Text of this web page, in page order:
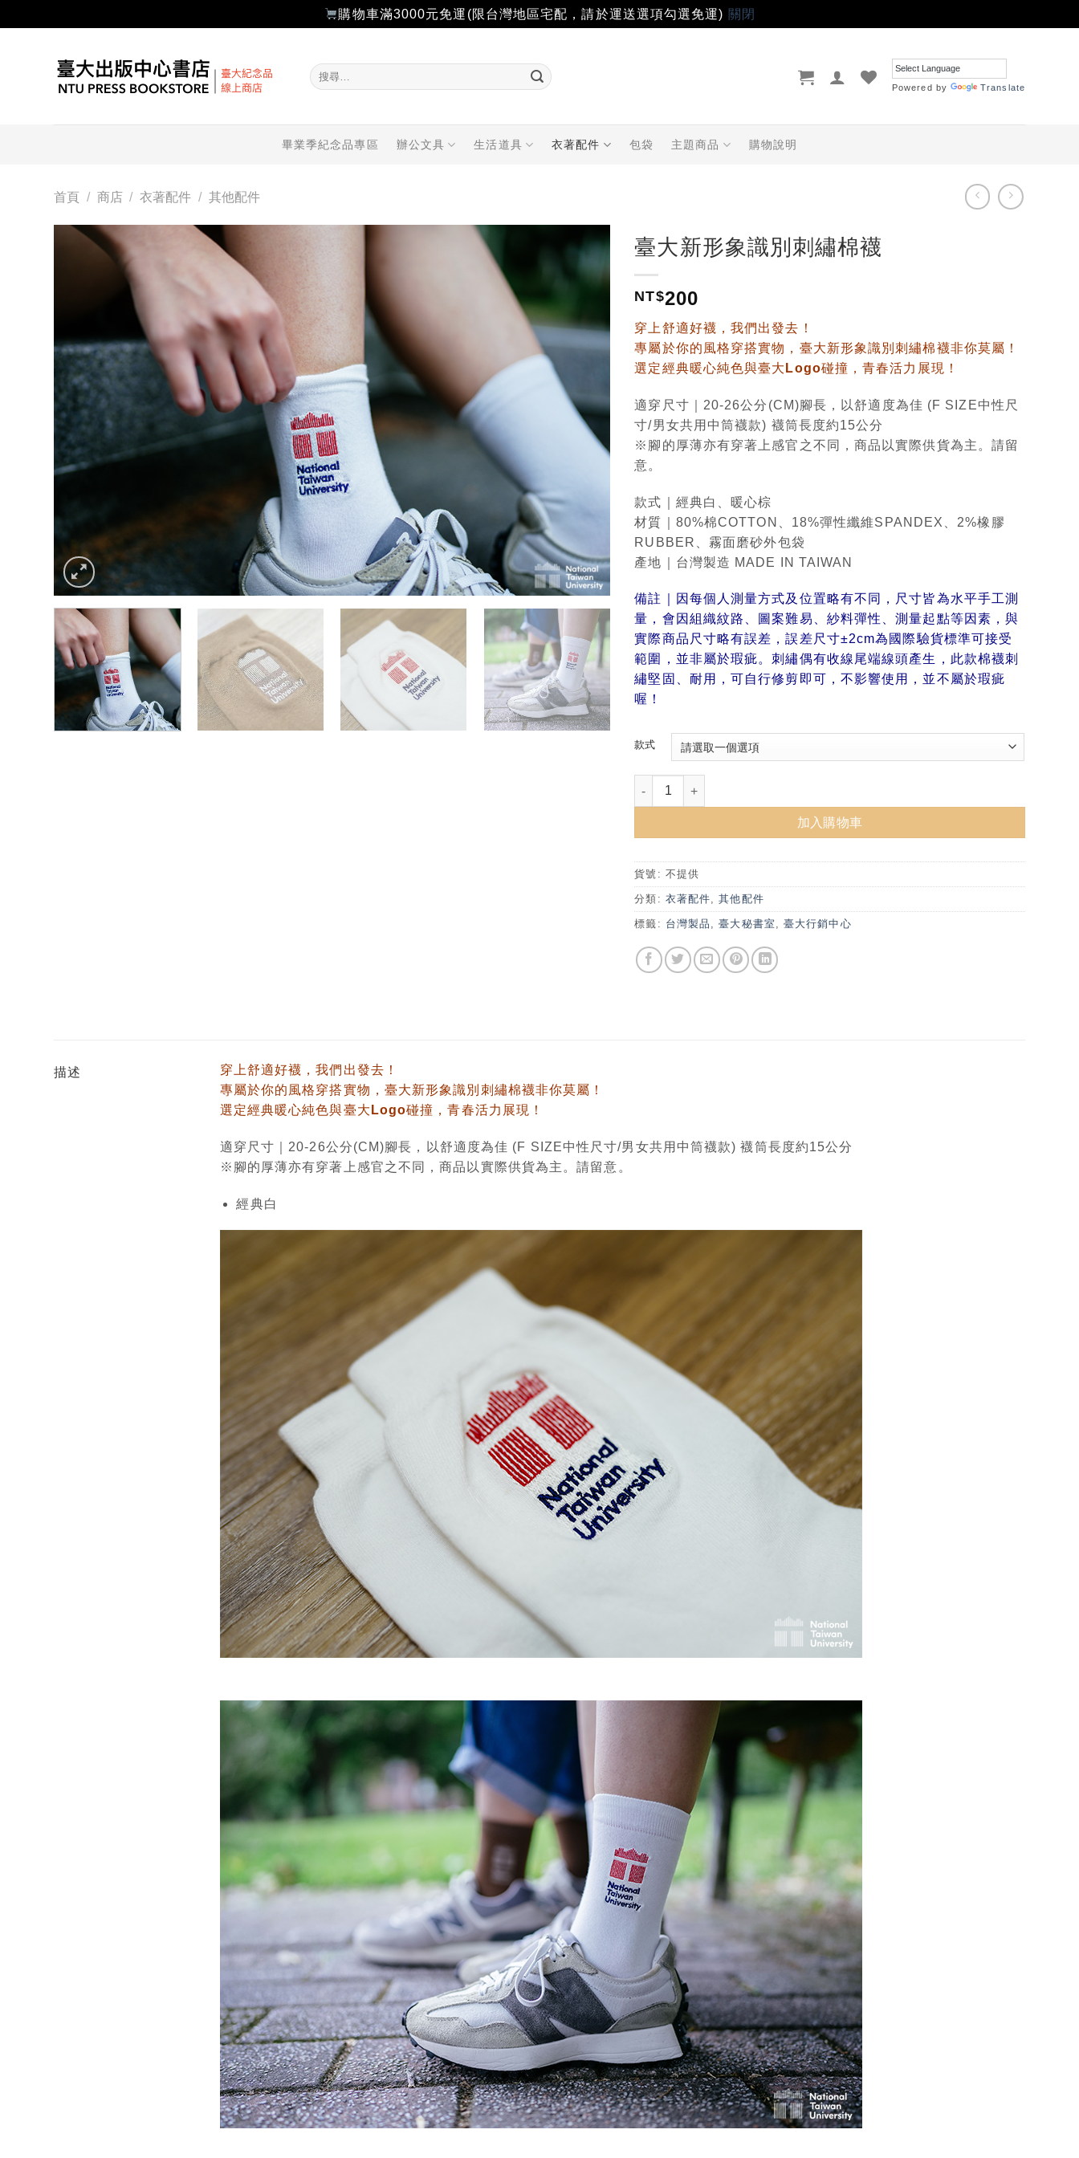
購物車滿3000元免運(限台灣地區宅配，請於運送選項勾選免運) 關閉
搜
尋
Powered by Translate
畢業季紀念品專區 辦公文具 生活道具 衣著配件 包袋 主題商品 購物說明
首頁 / 商店 / 衣著配件 / 其他配件
加入
單」
臺大新形象識別刺繡棉襪
NT$200
穿上舒適好襪，我們出發去！
專屬於你的風格穿搭實物，臺大新形象識別刺繡棉襪非你莫屬！
選定經典暖心純色與臺大Logo碰撞，青春活力展現！
適穿尺寸｜20-26公分(CM)腳長，以舒適度為佳 (F SIZE中性尺
寸/男女共用中筒襪款) 襪筒長度約15公分
※腳的厚薄亦有穿著上感官之不同，商品以實際供貨為主。請留
意。
款式｜經典白、暖心棕
材質｜80%棉COTTON、18%彈性纖維SPANDEX、2%橡膠
RUBBER、霧面磨砂外包袋
產地｜台灣製造 MADE IN TAIWAN
備註｜因每個人測量方式及位置略有不同，尺寸皆為水平手工測
量，會因組織紋路、圖案難易、紗料彈性、測量起點等因素，與
實際商品尺寸略有誤差，誤差尺寸±2cm為國際驗貨標準可接受
範圍，並非屬於瑕疵。刺繡偶有收線尾端線頭產生，此款棉襪刺
繡堅固、耐用，可自行修剪即可，不影響使用，並不屬於瑕疵
喔！
款式
臺大新形象識別刺繡棉襪 數量
加入購物車
貨號: 不提供
分類: 衣著配件,其他配件
標籤: 台灣製品 ,臺大秘書室 ,臺大行銷中心
描述
穿上舒適好襪，我們出發去！
專屬於你的風格穿搭實物，臺大新形象識別刺繡棉襪非你莫屬！
選定經典暖心純色與臺大Logo碰撞，青春活力展現！
適穿尺寸｜20-26公分(CM)腳長，以舒適度為佳 (F SIZE中性尺寸/男女共用中筒襪款) 襪筒長度約15公分
※腳的厚薄亦有穿著上感官之不同，商品以實際供貨為主。請留意。
經典白